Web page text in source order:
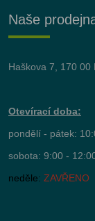
Naše
Haškova 7, 170 00
Otevírací doba:
pondělí - pátek:
sobota: 9:00 -
neděle: ZAVŘENO